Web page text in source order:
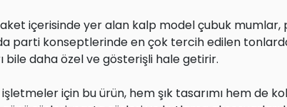
içerisinde yer alan kalp model çubuk
parti konseptlerinde en çok tercih edilen
daha özel ve gösterişli hale getirir.
için bu ürün, hem şık tasarımı hem de